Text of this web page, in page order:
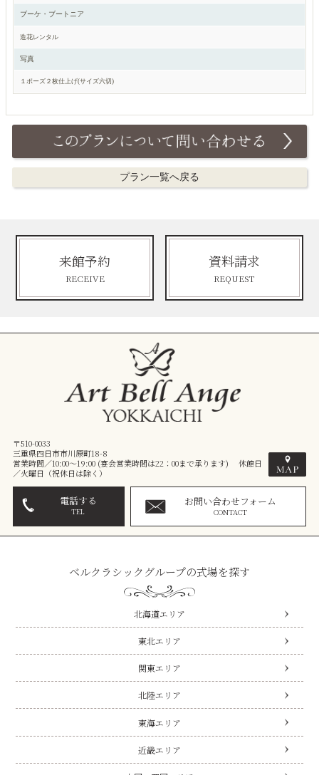
ブーケ・ブートニア
造花レンタル
写真
１ポーズ２枚仕上げ(サイズ六切)
プラン一覧へ戻る
来館予約
RECEIVE
資料請求
REQUEST
〒510-0033
三重県四日市市川原町18-8
営業時間／10:00～19:00 (宴会営業時間は22：00まで承ります) 休館日
／火曜日（祝休日は除く）
電話する
TEL
お問い合わせフォーム
CONTACT
ベルクラシックグループの式場を探す
北海道エリア
東北エリア
関東エリア
北陸エリア
東海エリア
近畿エリア